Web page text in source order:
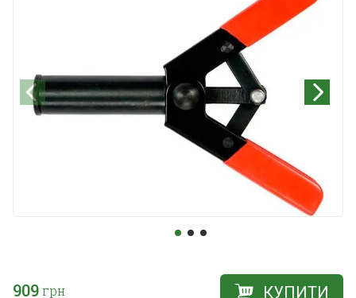
909грн КУПИТИ